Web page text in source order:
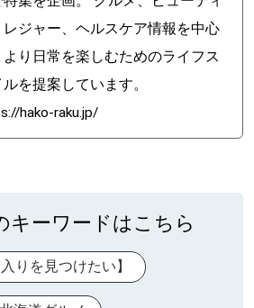
レジャー、ヘルスケア情報を中心
より日常を楽しむためのライフス
ルを提案しています。
hako-raku.jp/
キーワードはこちら
りを見つけたい】